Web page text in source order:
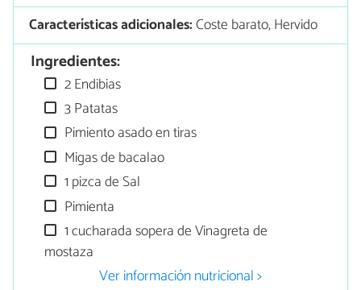
Características adicionales:Coste barato, Hervido
Ingredientes:
2 Endibias
3 Patatas
Pimiento asado en tiras
Migas de bacalao
1 pizca de Sal
Pimienta
1 cucharada sopera de Vinagreta de
mostaza
Ver información nutricional >